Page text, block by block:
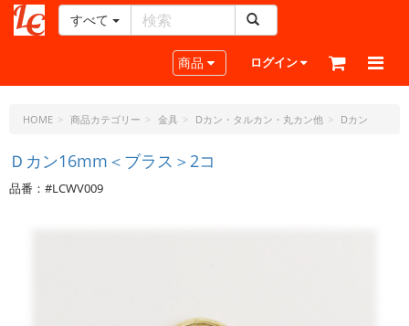
ー
ラ
ト・
ド
ッ
すべて
Toggle navigation
商品 ログイン
HOME 商品カテゴリー 金具 Dカン・タルカン・丸カン他 Dカン
Ｄカン16mm＜ブラス＞2コ
品番：#LCWV009